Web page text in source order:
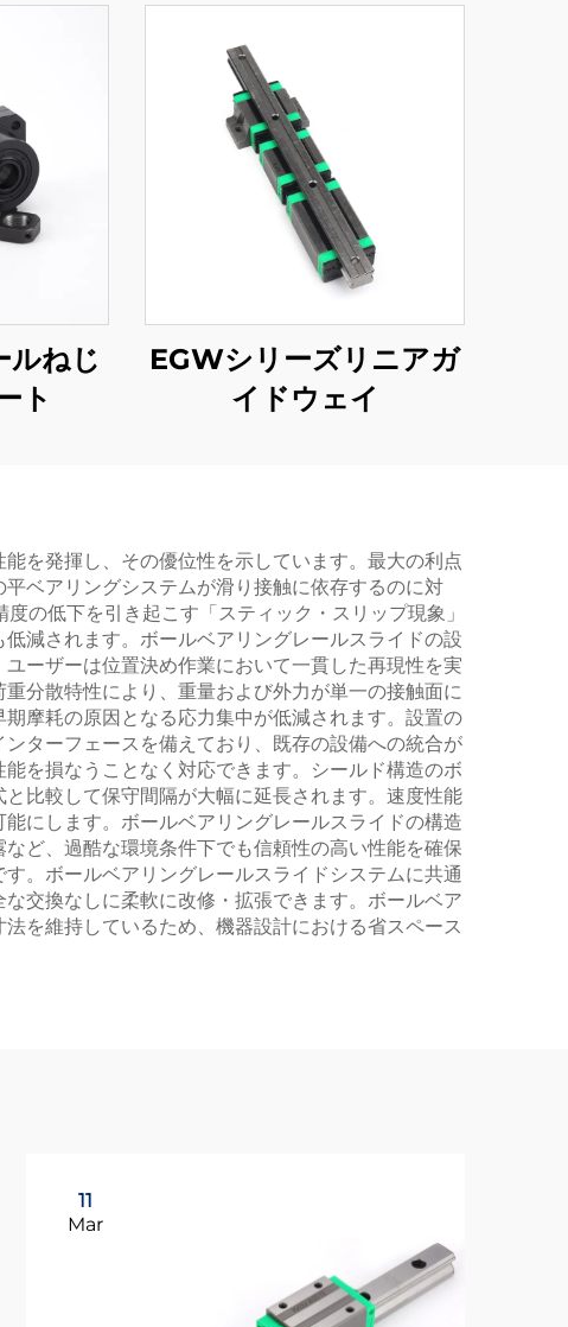
ルねじ
ト
EGWシリーズリニアガ
イドウェイ
を発揮し、その優位性を示しています。最大の利点
ベアリングシステムが滑り接触に依存するのに対
の低下を引き起こす「スティック・スリップ現象」
減されます。ボールベアリングレールスライドの設
ーザーは位置決め作業において一貫した再現性を実
分散特性により、重量および外力が単一の接触面に
摩耗の原因となる応力集中が低減されます。設置の
ターフェースを備えており、既存の設備への統合が
を損なうことなく対応できます。シールド構造のボ
比較して保守間隔が大幅に延長されます。速度性能
にします。ボールベアリングレールスライドの構造
ど、過酷な環境条件下でも信頼性の高い性能を確保
。ボールベアリングレールスライドシステムに共通
交換なしに柔軟に改修・拡張できます。ボールベア
を維持しているため、機器設計における省スペース
11
Mar